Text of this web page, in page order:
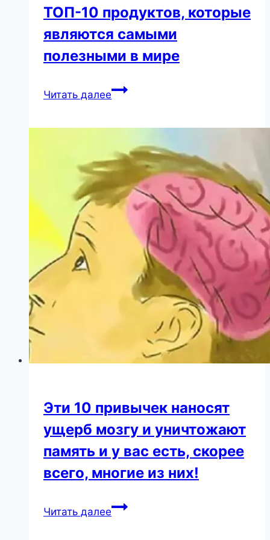
ТОП-10 продуктов, которые
являются самыми
полезными в мире
Читать далееТОП-10
самыми
полезными
в
мире
Эти 10 привычек наносят
ущерб мозгу и уничтожают
память и у вас есть, скорее
всего, многие из них!
Читать далееЭти